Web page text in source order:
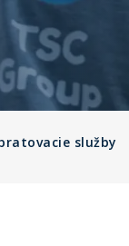
služby